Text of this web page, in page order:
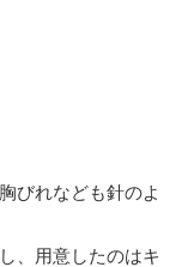
びれなども針のよ
、用意したのはキ